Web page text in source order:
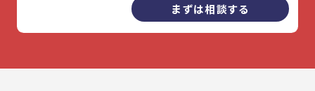
まずは相談する